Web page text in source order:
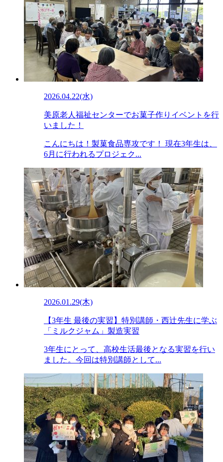
2026.04.22(水)
美原老人福祉センターでお菓子作りイベントを行
いました！
こんにちは！製菓食品専攻です！ 現在3年生は、
6月に行われるプロジェク...
2026.01.29(木)
【3年生 最後の実習】特別講師・西辻先生に学ぶ
「ミルクジャム」製造実習
3年生にとって、高校生活最後となる実習を行い
ました。今回は特別講師として...